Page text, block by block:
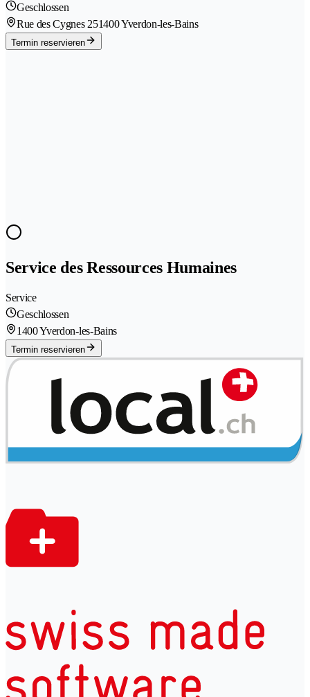
Geschlossen
Rue des Cygnes 251400 Yverdon-les-Bains
Termin reservieren
Service des Ressources Humaines
Service
Geschlossen
1400 Yverdon-les-Bains
Termin reservieren